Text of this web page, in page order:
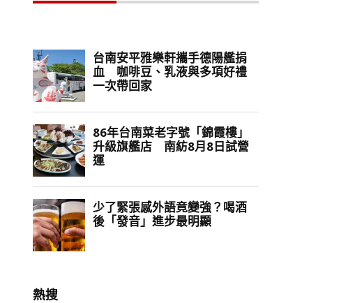
熱搜